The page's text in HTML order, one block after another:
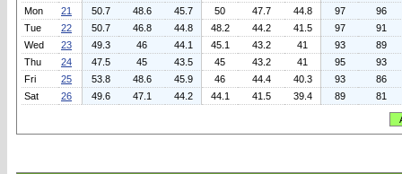
Mon
21 50.7 48.6 45.7 50 47.7 44.8 97
96
Tue
22 50.7 46.8 44.8 48.2 44.2 41.5 97
91
Wed
23 49.3 46 44.1 45.1 43.2 41 93
89
Thu
24 47.5 45 43.5 45 43.2 41 95
93
Fri
25 53.8 48.6 45.9 46 44.4 40.3 93
86
Sat
26 49.6 47.1 44.2 44.1 41.5 39.4 89 81